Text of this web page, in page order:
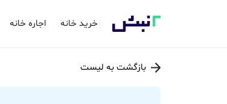
خرید خانه اجاره خانه
بازگشت به لیست